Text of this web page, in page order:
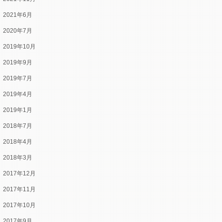
2021年6月
2020年7月
2019年10月
2019年9月
2019年7月
2019年4月
2019年1月
2018年7月
2018年4月
2018年3月
2017年12月
2017年11月
2017年10月